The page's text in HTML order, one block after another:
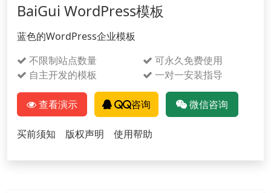
BaiGui WordPress模板
蓝色的WordPress企业模板
不限制站点数量
可永久免费使用
自主开发的模板
一对一安装指导
查看演示 QQ咨询 微信咨询
买前须知 版权声明 使用帮助